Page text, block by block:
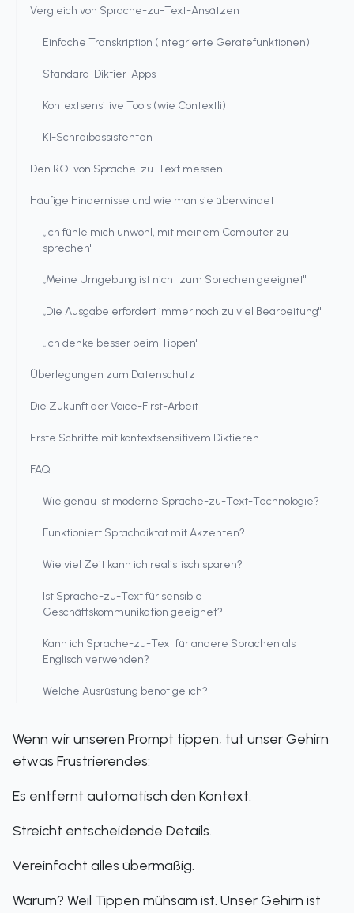
Vergleich von Sprache-zu-Text-Ansätzen
Einfache Transkription (Integrierte Gerätefunktionen)
Standard-Diktier-Apps
Kontextsensitive Tools (wie Contextli)
KI-Schreibassistenten
Den ROI von Sprache-zu-Text messen
Häufige Hindernisse und wie man sie überwindet
„Ich fühle mich unwohl, mit meinem Computer zu
sprechen"
„Meine Umgebung ist nicht zum Sprechen geeignet"
„Die Ausgabe erfordert immer noch zu viel Bearbeitung"
„Ich denke besser beim Tippen"
Überlegungen zum Datenschutz
Die Zukunft der Voice-First-Arbeit
Erste Schritte mit kontextsensitivem Diktieren
FAQ
Wie genau ist moderne Sprache-zu-Text-Technologie?
Funktioniert Sprachdiktat mit Akzenten?
Wie viel Zeit kann ich realistisch sparen?
Ist Sprache-zu-Text für sensible
Geschäftskommunikation geeignet?
Kann ich Sprache-zu-Text für andere Sprachen als
Englisch verwenden?
Welche Ausrüstung benötige ich?
Wenn wir unseren Prompt tippen, tut unser Gehirn
etwas Frustrierendes:
Es entfernt automatisch den Kontext.
Streicht entscheidende Details.
Vereinfacht alles übermäßig.
Warum? Weil Tippen mühsam ist. Unser Gehirn ist